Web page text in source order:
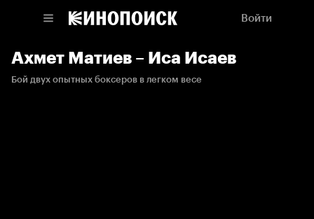
Войти
Ахмет Матиев – Иса Исаев
Бой двух опытных боксеров в легком весе